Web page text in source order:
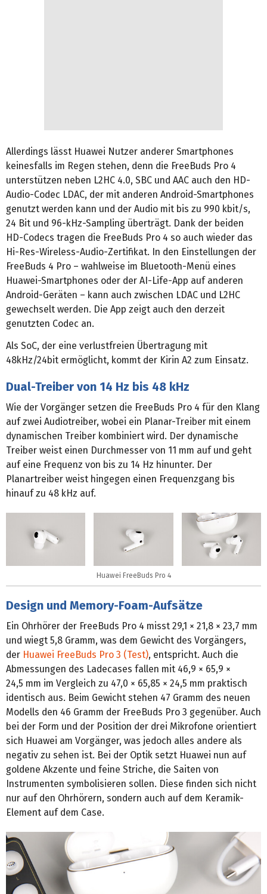
Allerdings lässt Huawei Nutzer anderer Smartphones
keinesfalls im Regen stehen, denn die FreeBuds Pro 4
unterstützen neben L2HC 4.0, SBC und AAC auch den HD-
Audio-Codec LDAC, der mit anderen Android-Smartphones
genutzt werden kann und der Audio mit bis zu 990 kbit/s,
24 Bit und 96-kHz-Sampling überträgt. Dank der beiden
HD-Codecs tragen die FreeBuds Pro 4 so auch wieder das
Hi-Res-Wireless-Audio-Zertifikat. In den Einstellungen der
FreeBuds 4 Pro – wahlweise im Bluetooth-Menü eines
Huawei-Smartphones oder der AI-Life-App auf anderen
Android-Geräten – kann auch zwischen LDAC und L2HC
gewechselt werden. Die App zeigt auch den derzeit
genutzten Codec an.
Als SoC, der eine verlustfreien Übertragung mit
48kHz/24bit ermöglicht, kommt der Kirin A2 zum Einsatz.
Dual-Treiber von 14 Hz bis 48 kHz
Wie der Vorgänger setzen die FreeBuds Pro 4 für den Klang
auf zwei Audiotreiber, wobei ein Planar-Treiber mit einem
dynamischen Treiber kombiniert wird. Der dynamische
Treiber weist einen Durchmesser von 11 mm auf und geht
auf eine Frequenz von bis zu 14 Hz hinunter. Der
Planartreiber weist hingegen einen Frequenzgang bis
hinauf zu 48 kHz auf.
Huawei FreeBuds Pro 4
Design und Memory-Foam-Aufsätze
Ein Ohrhörer der FreeBuds Pro 4 misst 29,1 × 21,8 × 23,7 mm
und wiegt 5,8 Gramm, was dem Gewicht des Vorgängers,
der Huawei FreeBuds Pro 3 (Test), entspricht. Auch die
Abmessungen des Ladecases fallen mit 46,9 × 65,9 ×
24,5 mm im Vergleich zu 47,0 × 65,85 × 24,5 mm praktisch
identisch aus. Beim Gewicht stehen 47 Gramm des neuen
Modells den 46 Gramm der FreeBuds Pro 3 gegenüber. Auch
bei der Form und der Position der drei Mikrofone orientiert
sich Huawei am Vorgänger, was jedoch alles andere als
negativ zu sehen ist. Bei der Optik setzt Huawei nun auf
goldene Akzente und feine Striche, die Saiten von
Instrumenten symbolisieren sollen. Diese finden sich nicht
nur auf den Ohrhörern, sondern auch auf dem Keramik-
Element auf dem Case.